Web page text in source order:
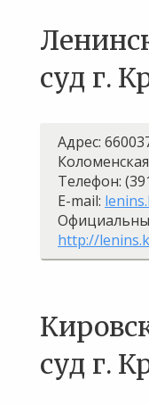
суд г.
Адрес:
Телефон:
E-mail:
http://
суд г.